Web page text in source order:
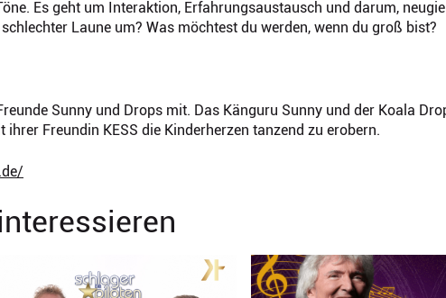
Es geht um Interaktion, Erfahrungsaustausch und darum,
Laune um? Was möchtest du werden, wenn du groß bist?
Sunny und Drops mit. Das Känguru Sunny und der Koala
Freundin KESS die Kinderherzen tanzend zu erobern.